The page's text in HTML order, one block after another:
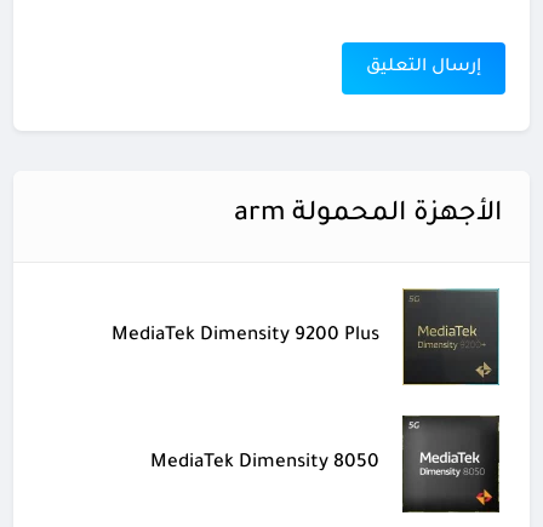
الأجهزة المحمولة arm
MediaTek Dimensity 9200 Plus
MediaTek Dimensity 8050